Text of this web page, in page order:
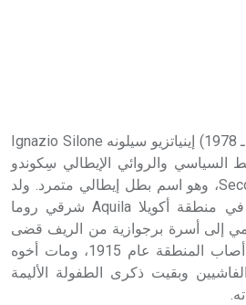
سيلونه (إينياتزيو ـ) (1900 ـ 1978) إينياتزيو سيلونه Ignazio Silone
السياسي والروائي الإيطالي سِكوندو
ترانكويلي Secondo Tranquilli، وهو اسم بطل إيطالي متمرد. ولد
في بلدة بشينا Pescina في منطقة أكويلا Aquila شرقي روما
إلى أسرة برجوازية من الريف قضى
معظم أفرادها إثر زلزال أصاب المنطقة عام 1915، ومات أخوه
وبقيت ذكرى الطفولة الأليمة